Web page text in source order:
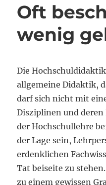
Oft
wenig
Die
allgemeine Didaktik,
darf sich nicht mit
Disziplinen und
der Hochschullehre
der Lage sein,
erdenklichen
Tat beiseite zu
zu einem gewissen